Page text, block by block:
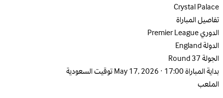
Crystal Palace
تفاصيل المباراة
الدوريPremier League
الدولةEngland
الجولةRound 37
بداية المباراةMay 17, 2026 · 17:00 توقيت السعودية
الملعب